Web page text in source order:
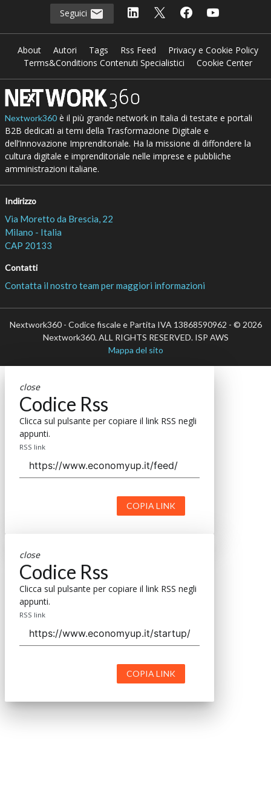
Seguici
About Autori Tags Rss Feed
Privacy e Cookie Policy
Terms&Conditions Contenuti Specialistici
Cookie Center
Nextwork360è il più grande network in Italia di testate e portali
B2B dedicati ai temi della Trasformazione Digitale e
dell’Innovazione Imprenditoriale. Ha la missione di diffondere la
cultura digitale e imprenditoriale nelle imprese e pubbliche
amministrazioni italiane.
Indirizzo
Via Moretto da Brescia, 22
Milano - Italia
CAP 20133
Contatti
Contatta il nostro team per maggiori informazioni
Nextwork360 - Codice fiscale e Partita IVA 13868590962 - © 2026
Nextwork360. ALL RIGHTS RESERVED. ISP AWS
Mappa del sito
close
Codice Rss
Clicca sul pulsante per copiare il link RSS negli
appunti.
RSS link
COPIA LINK
close
Codice Rss
Clicca sul pulsante per copiare il link RSS negli
appunti.
RSS link
COPIA LINK